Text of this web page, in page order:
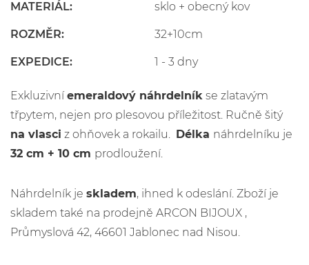
MATERIÁL: sklo + obecný kov
ROZMĚR: 32+10cm
EXPEDICE: 1 - 3 dny
Exkluzivníemeraldový náhrdelník se zlatavým
třpytem, nejen pro plesovou příležitost. Ručně šitý
na vlasci z ohňovek a rokailu. Délka náhrdelníku je
32 cm + 10 cm prodloužení.
Náhrdelník je skladem, ihned k odeslání. Zboží je
skladem také na prodejně ARCON BIJOUX ,
Průmyslová 42, 46601 Jablonec nad Nisou.